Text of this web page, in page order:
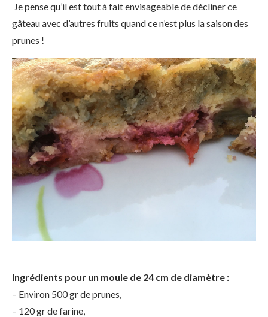
Je pense qu’il est tout à fait envisageable de décliner ce
gâteau avec d’autres fruits quand ce n’est plus la saison des
prunes !
Ingrédients pour un moule de 24 cm de diamètre :
– Environ 500 gr de prunes,
– 120 gr de farine,